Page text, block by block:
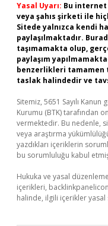
Yasal Uyarı: Bu
veya şahıs şirketi ile
Sitede yalnızca kendi
paylaşılmaktadır.
taşımamakta olup,
paylaşım
benzerlikleri tamamen
taslak halindedir ve
Sitemiz, 5651 Sayılı
Kurumu (BTK) tarafından
vermektedir. Bu nedenle,
veya araştırma
yazdıkları içeriklerin
bu sorumluluğu kabul etmiş
Hukuka ve yasal
içerikleri,
halinde, ilgili içerikler yasal